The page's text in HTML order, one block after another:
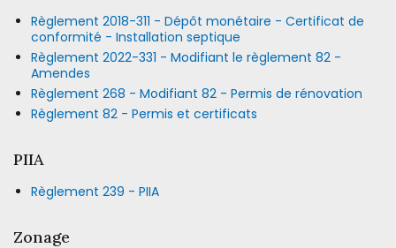
Règlement 2018-311 - Dépôt monétaire - Certificat de
conformité - Installation septique
Règlement 2022-331 - Modifiant le règlement 82 -
Amendes
Règlement 268 - Modifiant 82 - Permis de rénovation
Règlement 82 - Permis et certificats
PIIA
Règlement 239 - PIIA
Zonage